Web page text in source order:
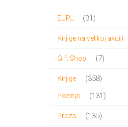
EUPL 3131
Knjige na velikoj akciji
Gift Shop 77
Knjige 358358
proizvoda
Poezija 131131
Proza 135135